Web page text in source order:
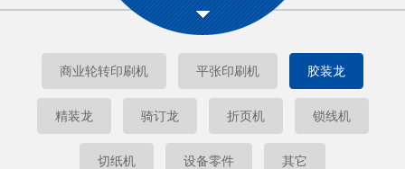
商业轮转印刷机 平张印刷机 胶装龙
精装龙 骑订龙 折页机 锁线机
切纸机 设备零件 其它